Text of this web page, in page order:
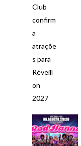
Club
confirm
a
atraçõe
s para
Réveill
on
2027